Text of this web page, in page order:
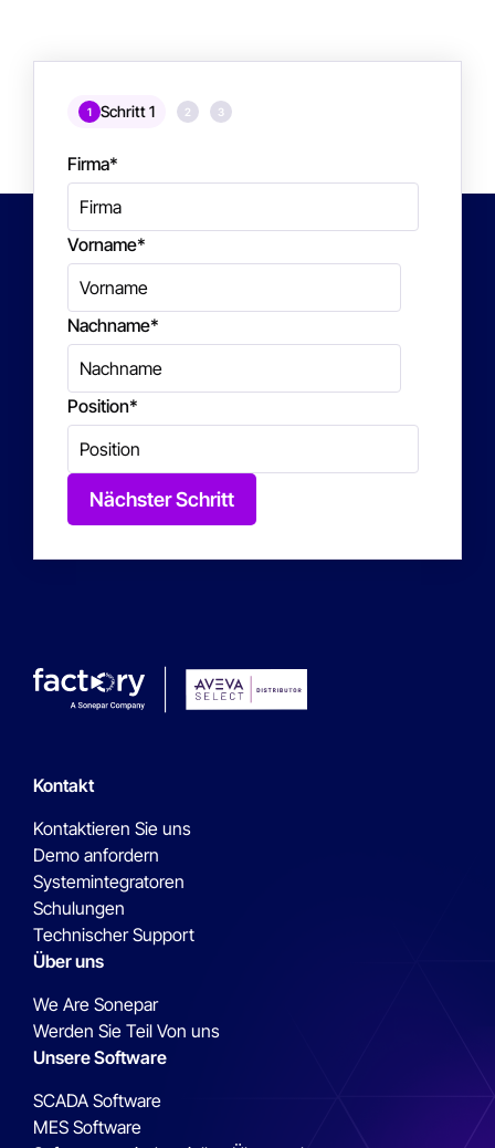
1 Schritt 1 2 3
Firma*
Vorname*
Nachname*
Position*
Nächster Schritt
Kontakt
Kontaktieren Sie uns
Demo anfordern
Systemintegratoren
Schulungen
Technischer Support
Über uns
We Are Sonepar
Werden Sie Teil Von uns
Unsere Software
SCADA Software
MES Software